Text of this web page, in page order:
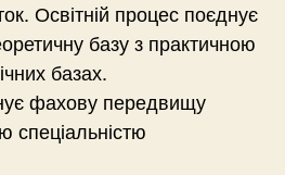
Освітній процес поєднує
базу з практичною
базах.
фахову передвищу
спеціальністю